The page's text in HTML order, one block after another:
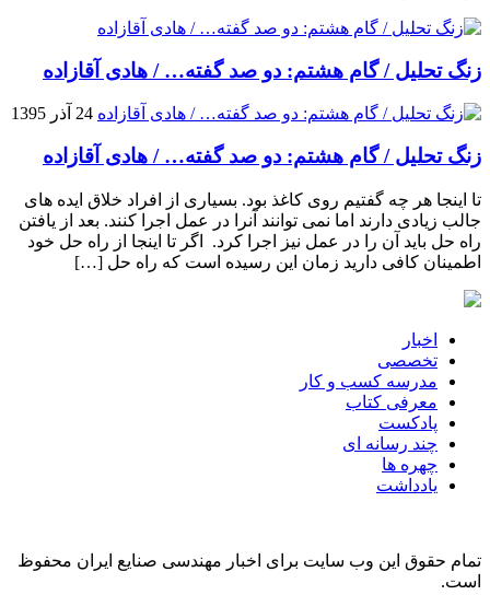
زنگ تحلیل / گام هشتم: دو صد گفته… / هادی آقازاده
24 آذر 1395
زنگ تحلیل / گام هشتم: دو صد گفته… / هادی آقازاده
تا اینجا هر چه گفتیم روی کاغذ بود. بسیاری از افراد خلاق ایده های
جالب زیادی دارند اما نمی توانند آنرا در عمل اجرا کنند. بعد از یافتن
راه حل باید آن را در عمل نیز اجرا کرد. اگر تا اینجا از راه حل خود
اطمینان کافی دارید زمان این رسیده است که راه حل […]
اخبار
تخصصی
مدرسه کسب و کار
معرفی کتاب
پادکست
چند رسانه ای
چهره ها
یادداشت
تمام حقوق این وب سایت برای اخبار مهندسی صنایع ایران محفوظ
است.